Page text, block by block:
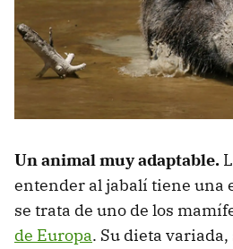
Un animal muy adaptable.
entender al jabalí tiene una
se trata de uno de los
de Europa. Su dieta